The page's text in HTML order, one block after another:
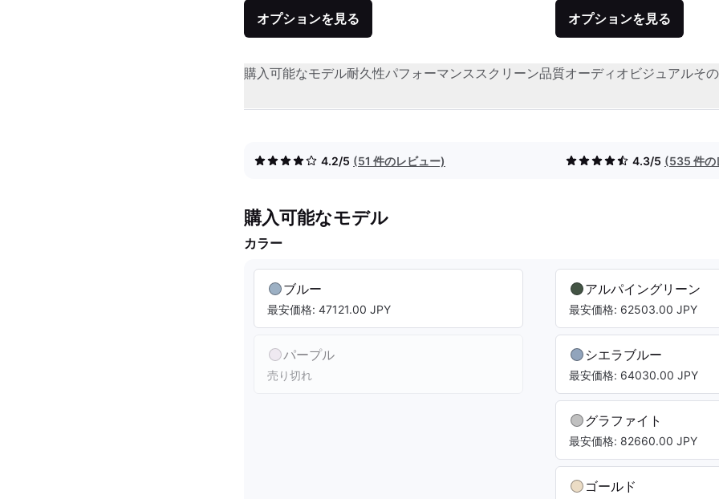
オプションを見る オプションを見る
購入可能なモデル耐久性パフォーマンススクリーン品質オーディオビジュアルそ
4.2/5 (51 件のレビュー) 4.3/5 (535 件の
購入可能なモデル
カラー
ブルー
最安価格: 47121.00 JPY
パープル
売り切れ
アルパイングリーン
最安価格: 62503.00 JPY
シエラブルー
最安価格: 64030.00 JPY
グラファイト
最安価格: 82660.00 JPY
ゴールド